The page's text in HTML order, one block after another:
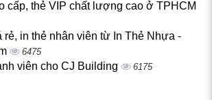
cấp, thẻ VIP chất lượng cao ở TPHCM
rẻ, in thẻ nhân viên từ In Thẻ Nhựa -
6475
viên cho CJ Building 6175